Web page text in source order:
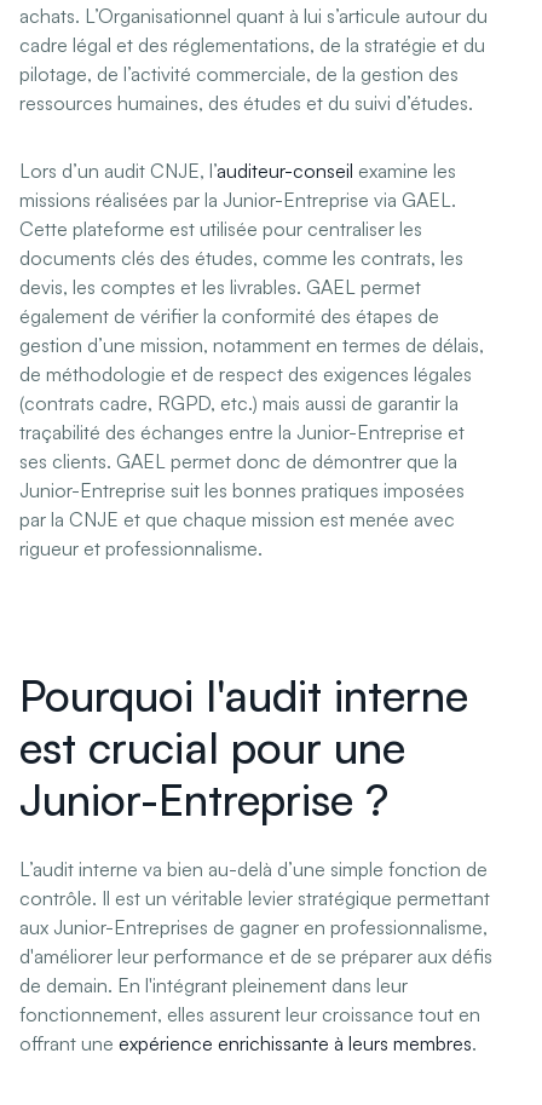
achats. L’Organisationnel quant à lui s’articule autour du
cadre légal et des réglementations, de la stratégie et du
pilotage, de l’activité commerciale, de la gestion des
ressources humaines, des études et du suivi d’études.
Lors d’un audit CNJE, l’auditeur-conseil examine les
missions réalisées par la Junior-Entreprise via GAEL.
Cette plateforme est utilisée pour centraliser les
documents clés des études, comme les contrats, les
devis, les comptes et les livrables. GAEL permet
également de vérifier la conformité des étapes de
gestion d’une mission, notamment en termes de délais,
de méthodologie et de respect des exigences légales
(contrats cadre, RGPD, etc.) mais aussi de garantir la
traçabilité des échanges entre la Junior-Entreprise et
ses clients. GAEL permet donc de démontrer que la
Junior-Entreprise suit les bonnes pratiques imposées
par la CNJE et que chaque mission est menée avec
rigueur et professionnalisme.
Pourquoi l'audit interne
est crucial pour une
Junior-Entreprise ?
L’audit interne va bien au-delà d’une simple fonction de
contrôle. Il est un véritable levier stratégique permettant
aux Junior-Entreprises de gagner en professionnalisme,
d'améliorer leur performance et de se préparer aux défis
de demain. En l'intégrant pleinement dans leur
fonctionnement, elles assurent leur croissance tout en
offrant une expérience enrichissante à leurs membres.